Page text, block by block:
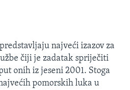
najveći izazov za
čiji je zadatak spriječiti
onih iz jeseni 2001. Stoga
pomorskih luka u